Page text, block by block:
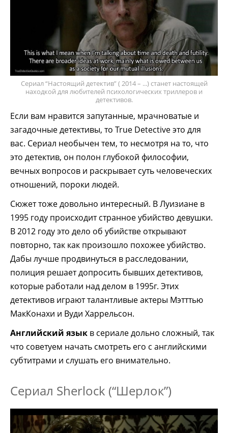
Сериал “Настоящий детектив” ( 2014 – ...) станет настоящей
находкой для любителей психологических триллеров и
детективов.
Если вам нравится запутанные, мрачноватые и
загадочные детективы, то True Detective это для
вас. Сериал необычен тем, то несмотря на то, что
это детектив, он полон глубокой философии,
вечных вопросов и раскрывает суть человеческих
отношений, пороки людей.
Сюжет тоже довольно интересный. В Луизиане в
1995 году происходит странное убийство девушки.
В 2012 году это дело об убийстве открывают
повторно, так как произошло похожее убийство.
Дабы лучше продвинуться в расследовании,
полиция решает допросить бывших детективов,
которые работали над делом в 1995г. Этих
детективов играют талантливые актеры Мэтттью
МакКонахи и Вуди Харрельсон.
Английский язык в сериале дольно сложный, так
что советуем начать смотреть его с английскими
субтитрами и слушать его внимательно.
Сериал Sherlock (“Шерлок”)